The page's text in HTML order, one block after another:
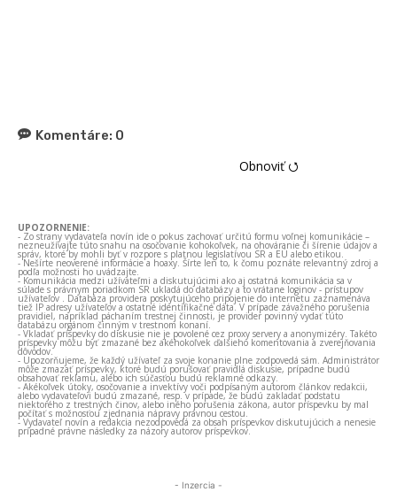
Komentáre: 0
Obnoviť ⭯
UPOZORNENIE:
- Zo strany vydavateľa novín ide o pokus zachovať určitú formu voľnej komunikácie –
nezneužívajte túto snahu na osočovanie kohokoľvek, na ohováranie či šírenie údajov a
správ, ktoré by mohli byť v rozpore s platnou legislatívou SR a EÚ alebo etikou.
- Nešírte neoverené informácie a hoaxy. Šírte len to, k čomu poznáte relevantný zdroj a
podľa možnosti ho uvádzajte.
- Komunikácia medzi užívateľmi a diskutujúcimi ako aj ostatná komunikácia sa v
súlade s právnym poriadkom SR ukladá do databázy a to vrátane loginov - prístupov
užívateľov . Databáza providera poskytujúceho pripojenie do internetu zaznamenáva
tiež IP adresy užívateľov a ostatné identifikačné dáta. V prípade závažného porušenia
pravidiel, napríklad páchaním trestnej činnosti, je provider povinný vydať túto
databázu orgánom činným v trestnom konaní.
- Vkladať príspevky do diskusie nie je povolené cez proxy servery a anonymizéry. Takéto
príspevky môžu byť zmazané bez akéhokoľvek ďalšieho komentovania a zverejňovania
dôvodov.
- Upozorňujeme, že každý užívateľ za svoje konanie plne zodpovedá sám. Administrátor
môže zmazať príspevky, ktoré budú porušovať pravidlá diskusie, prípadne budú
obsahovať reklamu, alebo ich súčasťou budú reklamné odkazy.
- Akékoľvek útoky, osočovanie a invektívy voči podpísaným autorom článkov redakcii,
alebo vydavateľovi budú zmazané, resp. v prípade, že budú zakladať podstatu
niektorého z trestných činov, alebo iného porušenia zákona, autor príspevku by mal
počítať s možnosťou zjednania nápravy právnou cestou.
- Vydavateľ novín a redakcia nezodpovedá za obsah príspevkov diskutujúcich a nenesie
prípadné právne následky za názory autorov príspevkov.
- Inzercia -